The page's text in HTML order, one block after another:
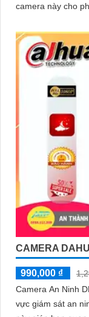
camera này cho
CAMERA
990,000 ₫
Camera An Ninh
vực giám sát an ninh. Với độ phân giải cao và hình ảnh sắc